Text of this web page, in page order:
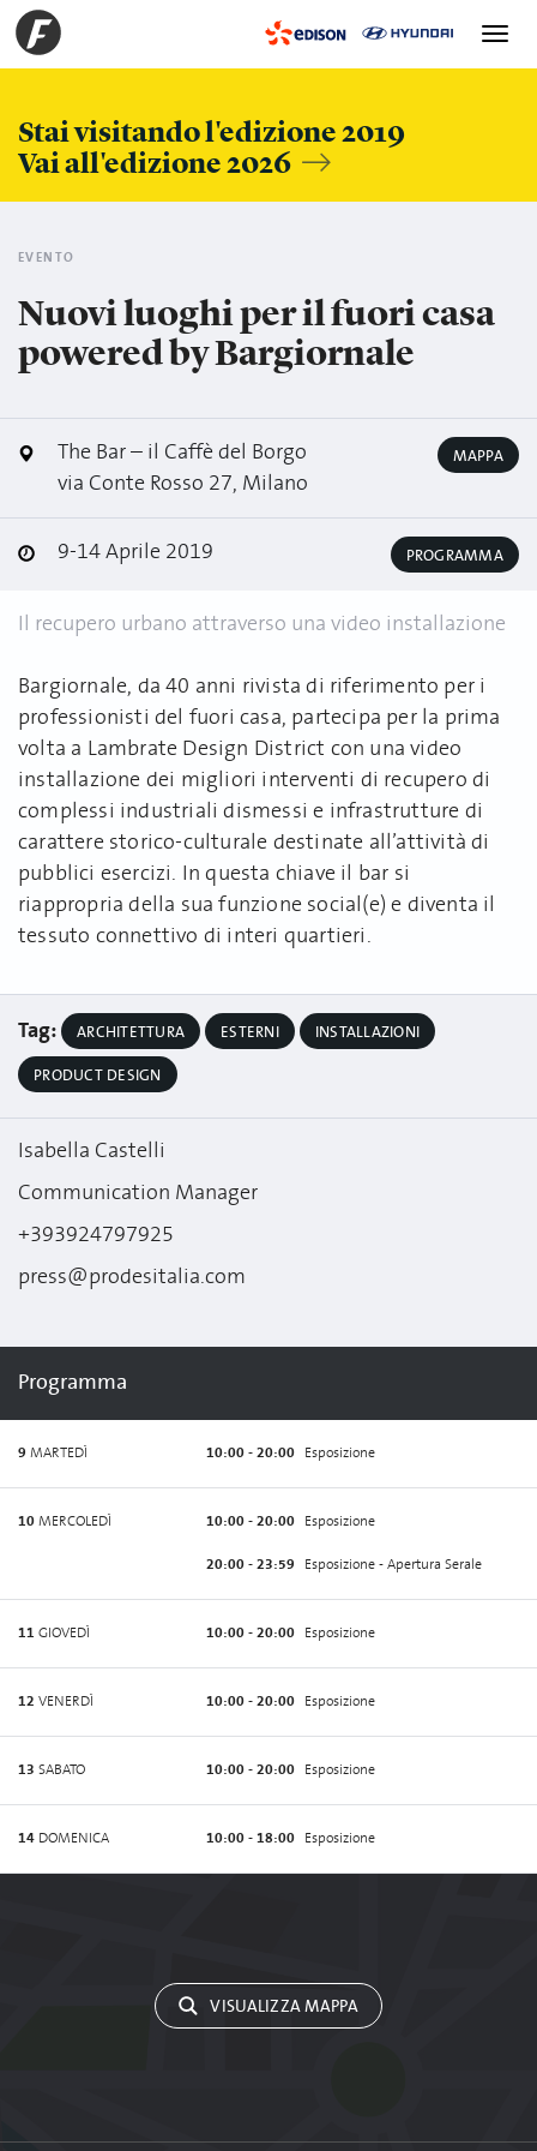
Stai visitando l'edizione 2019
Vai all'edizione 2026
Toggle
EVENTO
Nuovi luoghi per il fuori casa
powered by Bargiornale
The Bar – il Caffè del Borgo
via Conte Rosso 27, Milano
MAPPA
9-14 Aprile 2019 PROGRAMMA
Il recupero urbano attraverso una video installazione
Bargiornale, da 40 anni rivista di riferimento per i
professionisti del fuori casa, partecipa per la prima
volta a Lambrate Design District con una video
installazione dei migliori interventi di recupero di
complessi industriali dismessi e infrastrutture di
carattere storico-culturale destinate all’attività di
pubblici esercizi. In questa chiave il bar si
riappropria della sua funzione social(e) e diventa il
tessuto connettivo di interi quartieri.
Tag: ARCHITETTURA ESTERNI INSTALLAZIONI
PRODUCT DESIGN
Isabella Castelli
Communication Manager
+393924797925
press@prodesitalia.com
Programma
9 MARTEDÌ 10:00 - 20:00 Esposizione
10 MERCOLEDÌ 10:00 - 20:00 Esposizione
20:00 - 23:59 Esposizione - Apertura Serale
11 GIOVEDÌ 10:00 - 20:00 Esposizione
12 VENERDÌ 10:00 - 20:00 Esposizione
13 SABATO 10:00 - 20:00 Esposizione
14 DOMENICA 10:00 - 18:00 Esposizione
VISUALIZZA MAPPA